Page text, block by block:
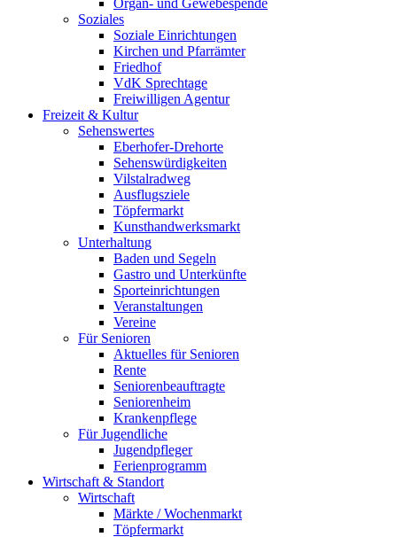
Organ- und Gewebespende
Soziales
Soziale Einrichtungen
Kirchen und Pfarrämter
Friedhof
VdK Sprechtage
Freiwilligen Agentur
Freizeit & Kultur
Sehenswertes
Eberhofer-Drehorte
Sehenswürdigkeiten
Vilstalradweg
Ausflugsziele
Töpfermarkt
Kunsthandwerksmarkt
Unterhaltung
Baden und Segeln
Gastro und Unterkünfte
Sporteinrichtungen
Veranstaltungen
Vereine
Für Senioren
Aktuelles für Senioren
Rente
Seniorenbeauftragte
Seniorenheim
Krankenpflege
Für Jugendliche
Jugendpfleger
Ferienprogramm
Wirtschaft & Standort
Wirtschaft
Märkte / Wochenmarkt
Töpfermarkt